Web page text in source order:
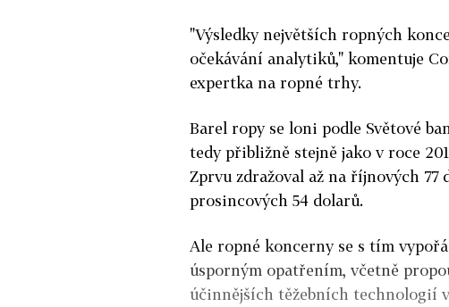
"Výsledky největších ropných
očekávání analytiků," komentuje
expertka na ropné trhy.
Barel ropy se loni podle Světové
tedy přibližně stejně jako v roce
Zprvu zdražoval až na říjnových 77
prosincových 54 dolarů.
Ale ropné koncerny se s tím
úsporným opatřením, včetně
účinnějších těžebních technologií